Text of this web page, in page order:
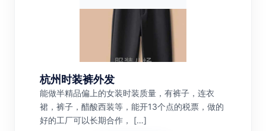
杭州时装裤外发
能做半精品偏上的女装时装质量，有裤子，连衣
裙，裤子，醋酸西装等，能开13个点的税票，做的
好的工厂可以长期合作， […]